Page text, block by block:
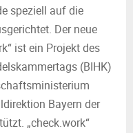
speziell auf die
Der neue
ist ein Projekt des
(BIHK)
Bayern der
„check.work“